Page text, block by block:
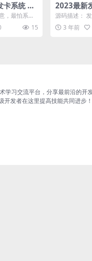
卡系统 v
，最怕系统
卖实物抓
15
2023最新
统源码 基
系统源码
源码描述：
语言实现的卡
hp5.5-7...
3 年前
学习交流平台，分享最前沿的开
开发者在这里提高技能共同进步！